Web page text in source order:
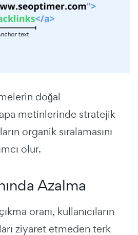
doğal
metinlerinde stratejik
organik sıralamasını
olur.
Azalma
oranı, kullanıcıların
ziyaret etmeden terk